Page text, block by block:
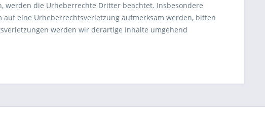
die Urheberrechte Dritter beachtet. Insbesondere
eine Urheberrechtsverletzung aufmerksam werden, bitten
werden wir derartige Inhalte umgehend